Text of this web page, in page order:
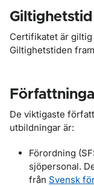
Giltighetstid
Certifikatet är
Giltighetstiden
De viktigaste
utbildningar är:
Förordning
sjöpersonal.
från Svensk